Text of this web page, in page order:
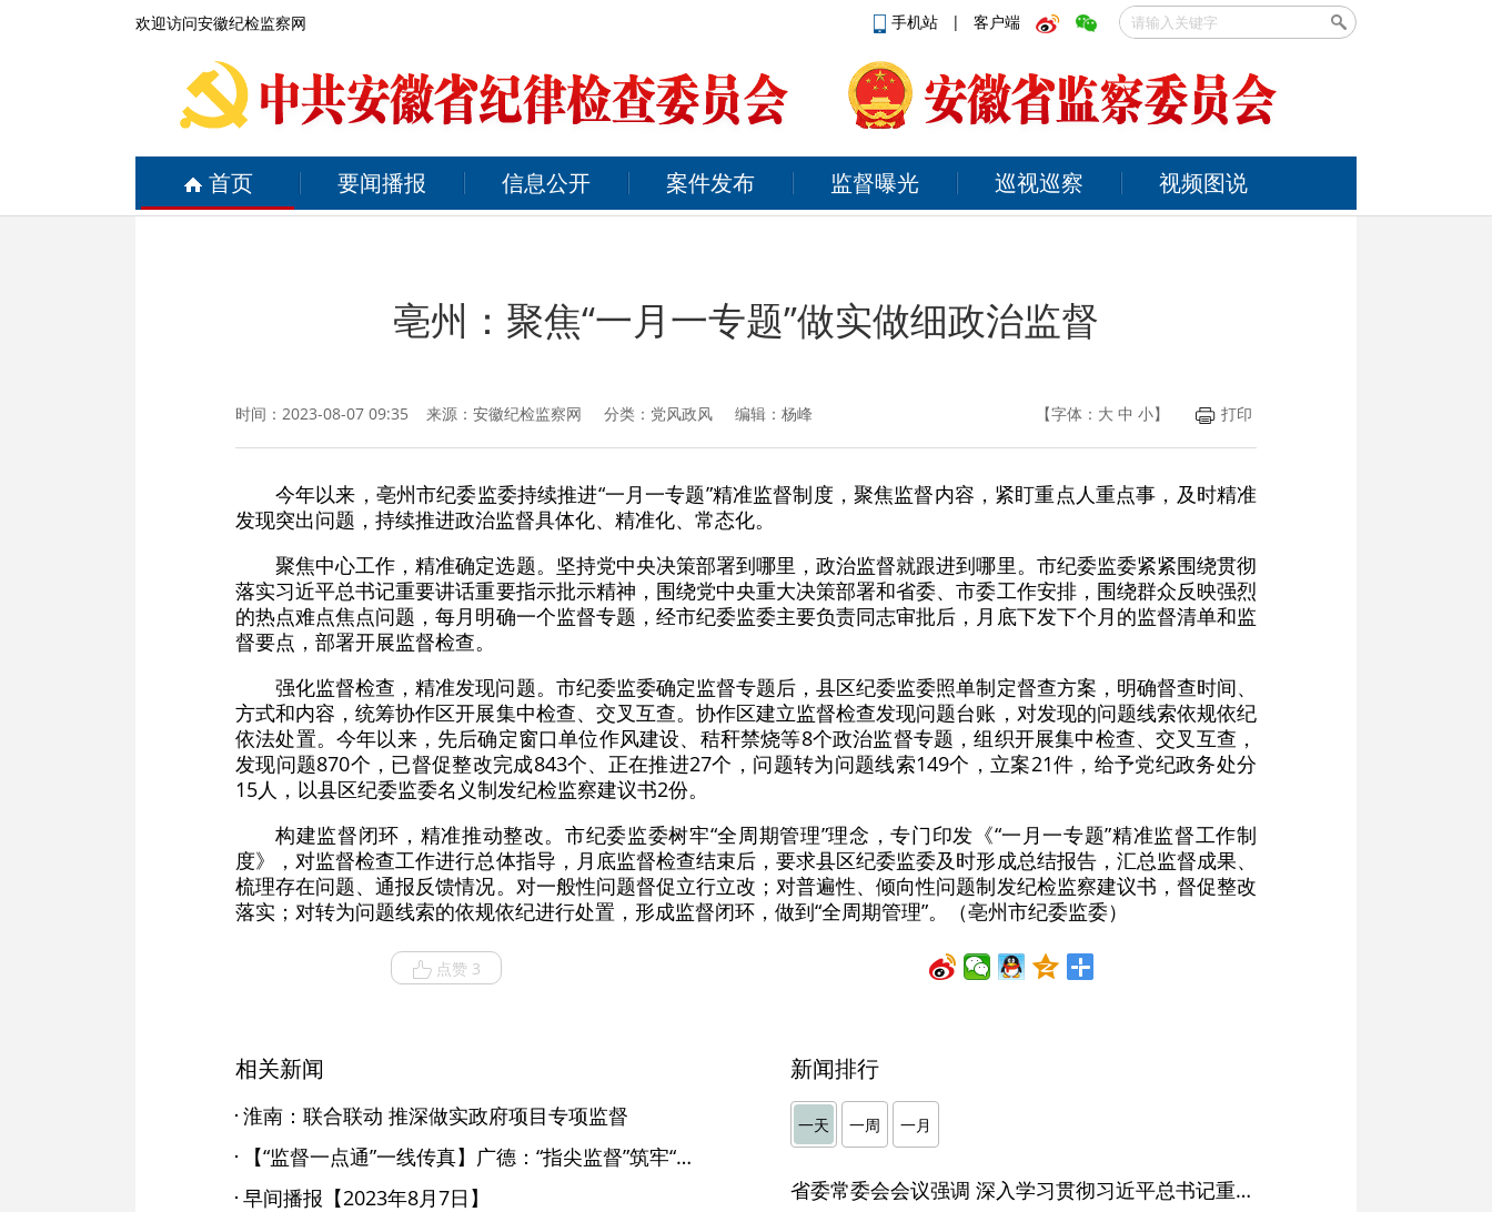
欢迎访问安徽纪检监察网 手机站 | 客户端
首页 要闻播报 信息公开 案件发布 监督曝光 巡视巡察 视频图说
亳州：聚焦“一月一专题”做实做细政治监督
时间：2023-08-07 09:35 来源： 安徽纪检监察网 分类：党风政风 编辑：杨峰 【字体： 大 中 小】 打印
今年以来，亳州市纪委监委持续推进“一月一专题”精准监督制度，聚焦监督内容，紧盯重点人重点事，及时精准
发现突出问题，持续推进政治监督具体化、精准化、常态化。
聚焦中心工作，精准确定选题。坚持党中央决策部署到哪里，政治监督就跟进到哪里。市纪委监委紧紧围绕贯彻
落实习近平总书记重要讲话重要指示批示精神，围绕党中央重大决策部署和省委、市委工作安排，围绕群众反映强烈
的热点难点焦点问题，每月明确一个监督专题，经市纪委监委主要负责同志审批后，月底下发下个月的监督清单和监
督要点，部署开展监督检查。
强化监督检查，精准发现问题。市纪委监委确定监督专题后，县区纪委监委照单制定督查方案，明确督查时间、
方式和内容，统筹协作区开展集中检查、交叉互查。协作区建立监督检查发现问题台账，对发现的问题线索依规依纪
依法处置。今年以来，先后确定窗口单位作风建设、秸秆禁烧等8个政治监督专题，组织开展集中检查、交叉互查，
发现问题870个，已督促整改完成843个、正在推进27个，问题转为问题线索149个，立案21件，给予党纪政务处分
15人，以县区纪委监委名义制发纪检监察建议书2份。
构建监督闭环，精准推动整改。市纪委监委树牢“全周期管理”理念，专门印发《“一月一专题”精准监督工作制
度》，对监督检查工作进行总体指导，月底监督检查结束后，要求县区纪委监委及时形成总结报告，汇总监督成果、
梳理存在问题、通报反馈情况。对一般性问题督促立行立改；对普遍性、倾向性问题制发纪检监察建议书，督促整改
落实；对转为问题线索的依规依纪进行处置，形成监督闭环，做到“全周期管理”。（亳州市纪委监委）
点赞 3
相关新闻
淮南：联合联动 推深做实政府项目专项监督
【“监督一点通”一线传真】广德：“指尖监督”筑牢“安全防线”
早间播报【2023年8月7日】
新闻排行
一天 一周 一月
省委常委会会议强调 深入学习贯彻习近平总书记重要讲话精神 以高质量党建引领高质量发展 梁言顺主持并讲话